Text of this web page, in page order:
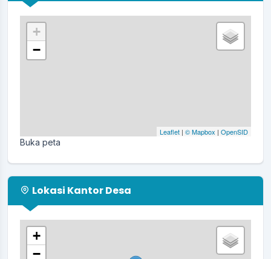
+
−
Leaflet | © Mapbox | OpenSID
Buka peta
Lokasi Kantor Desa
+
−